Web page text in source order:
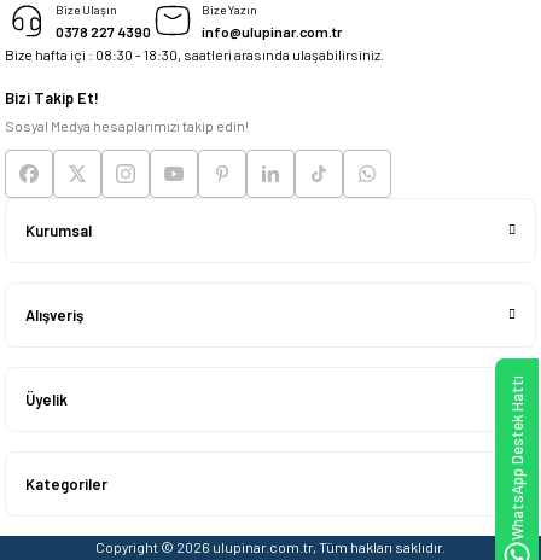
Deneyimini Paylaş
Bize Ulaşın
0378 227 4390
Bize Yazın
info@ulupinar.com.tr
Bize hafta içi : 08:30 - 18:30, saatleri arasında ulaşabilirsiniz.
Bizi Takip Et!
Sosyal Medya hesaplarımızı takip edin!
Kurumsal
Alışveriş
Üyelik
Kategoriler
Copyright © 2026 ulupinar.com.tr, Tüm hakları saklıdır.
WhatsApp Destek Hattı